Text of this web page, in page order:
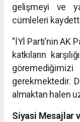
gelişmeyi ve
cümleleri
"İYİ Parti’nin AK
katkıların
gerekmektedir.
almaktan halen
Siyasi Mesajlar